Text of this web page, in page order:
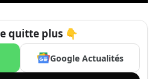
quitte plus 👇
Google Actualités